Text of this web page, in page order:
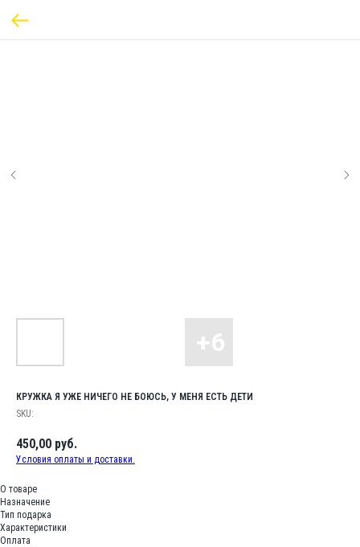
КРУЖКА Я УЖЕ НИЧЕГО НЕ БОЮСЬ, У МЕНЯ ЕСТЬ ДЕТИ
SKU:
450,00 руб.
Условия оплаты и доставки.
О товаре
Назначение
Тип подарка
Характеристики
Оплата